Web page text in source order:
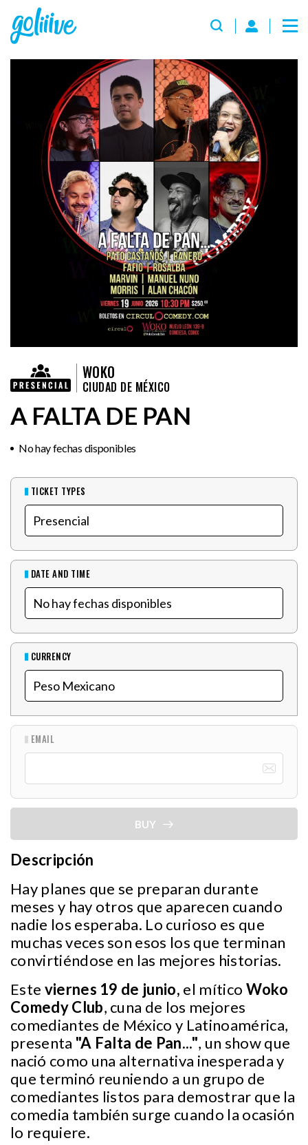
WOKO
CIUDAD DE MÉXICO
A FALTA DE PAN
No hay fechas disponibles
TICKET TYPES
DATE AND TIME
CURRENCY
EMAIL
BUY
Descripción
Hay planes que se preparan durante
meses y hay otros que aparecen cuando
nadie los esperaba. Lo curioso es que
muchas veces son esos los que terminan
convirtiéndose en las mejores historias.
Este viernes 19 de junio, el mítico Woko
Comedy Club, cuna de los mejores
comediantes de México y Latinoamérica,
presenta "A Falta de Pan...", un show que
nació como una alternativa inesperada y
que terminó reuniendo a un grupo de
comediantes listos para demostrar que la
comedia también surge cuando la ocasión
lo requiere.